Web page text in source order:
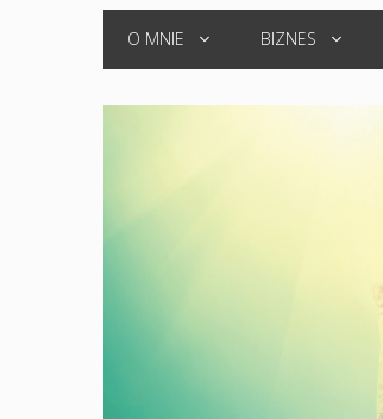
O MNIE BIZNES